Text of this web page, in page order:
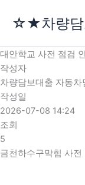
로
건
너
뛰
기
☆★차량
대안학교 사전 점검
작성자
차량담보대출 자동차
작성일
2026-07-08 14:24
조회
5
금천하수구막힘 사